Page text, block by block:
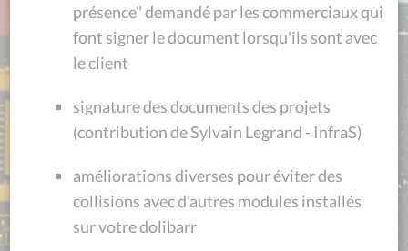
présence" demandé par les commerciaux qui
font signer le document lorsqu'ils sont avec
le client
signature des documents des projets
(contribution de Sylvain Legrand - InfraS)
améliorations diverses pour éviter des
collisions avec d'autres modules installés
sur votre dolibarr